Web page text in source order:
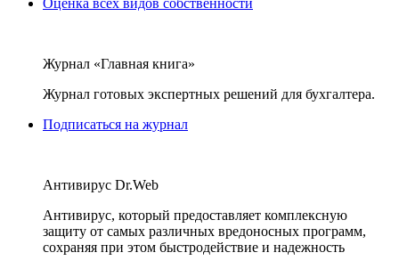
Оценка всех видов собственности
Журнал «Главная книга»
Журнал готовых экспертных решений для бухгалтера.
Подписаться на журнал
Антивирус Dr.Web
Антивирус, который предоставляет комплексную
защиту от самых различных вредоносных программ,
сохраняя при этом быстродействие и надежность